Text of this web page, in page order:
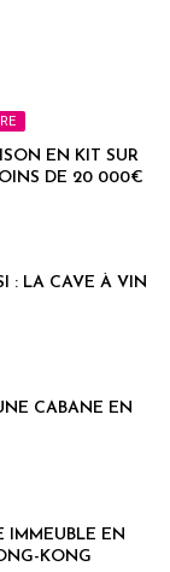
EN KIT SUR
DE 20 000€
: LA CAVE À VIN
CABANE EN
IMMEUBLE EN
KONG